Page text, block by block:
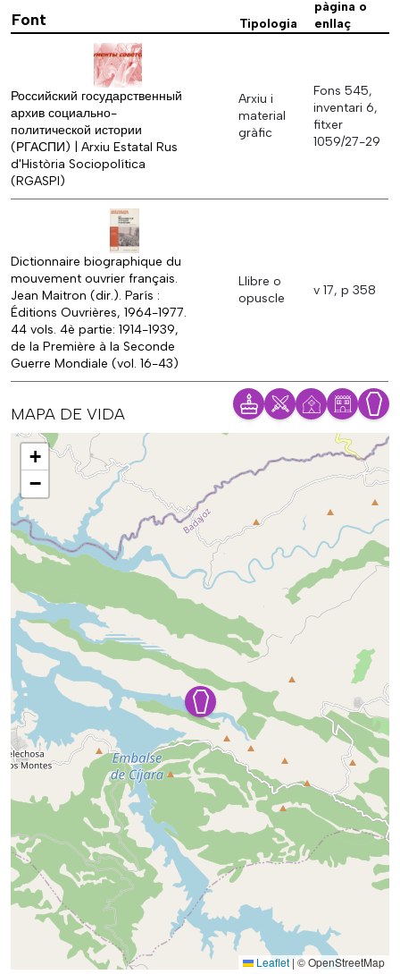
Font Tipologia
pàgina o
enllaç
Российский государственный
архив социально-
политической истории
(РГАСПИ) | Arxiu Estatal Rus
d'Història Sociopolítica
(RGASPI)
Arxiu i
material
gràfic
Fons 545,
inventari 6,
fitxer
1059/27-29
Dictionnaire biographique du
mouvement ouvrier français.
Jean Maitron (dir.). París :
Éditions Ouvrières, 1964-1977.
44 vols. 4è partie: 1914-1939,
de la Première à la Seconde
Guerre Mondiale (vol. 16-43)
Llibre o
opuscle
v 17, p 358
MAPA DE VIDA
Mapa
+
−
Leaflet | © OpenStreetMap